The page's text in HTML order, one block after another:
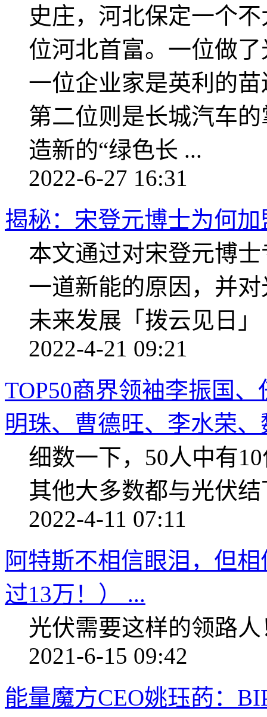
史庄，河北保定一个
位河北首富。一位做
一位企业家是英利的
第二位则是长城汽车
造新的“绿色长 ...
2022-6-27 16:31
揭秘：宋登元博士为何
本文通过对宋登元博
一道新能的原因，并
未来发展「拨云见日」
2022-4-21 09:21
TOP50商界领袖李振国
明珠、曹德旺、李水荣
细数一下，50人中有
其他大多数都与光伏
2022-4-11 07:11
阿特斯不相信眼泪，但
过13万！） ...
光伏需要这样的领路人
2021-6-15 09:42
能量魔方CEO姚珏菂：